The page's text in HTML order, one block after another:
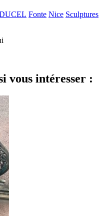
Fonte Nice Sculptures
vous intéresser :